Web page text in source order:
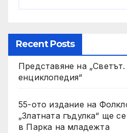
Recent Posts
Представяне на
енциклопедия“
55-ото издание на
„Златната гъдулка“ ще
в Парка на младежта